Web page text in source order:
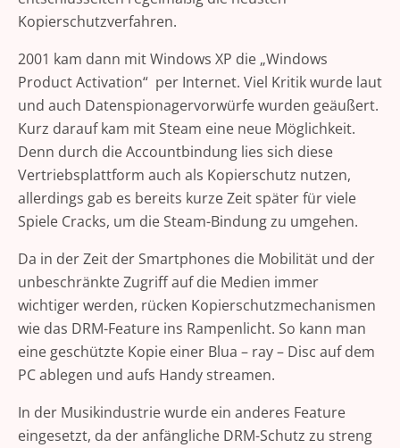
Kopierschutzverfahren.
2001 kam dann mit Windows XP die „Windows
Product Activation“ per Internet. Viel Kritik wurde laut
und auch Datenspionagervorwürfe wurden geäußert.
Kurz darauf kam mit Steam eine neue Möglichkeit.
Denn durch die Accountbindung lies sich diese
Vertriebsplattform auch als Kopierschutz nutzen,
allerdings gab es bereits kurze Zeit später für viele
Spiele Cracks, um die Steam-Bindung zu umgehen.
Da in der Zeit der Smartphones die Mobilität und der
unbeschränkte Zugriff auf die Medien immer
wichtiger werden, rücken Kopierschutzmechanismen
wie das DRM-Feature ins Rampenlicht. So kann man
eine geschützte Kopie einer Blua – ray – Disc auf dem
PC ablegen und aufs Handy streamen.
In der Musikindustrie wurde ein anderes Feature
eingesetzt, da der anfängliche DRM-Schutz zu streng